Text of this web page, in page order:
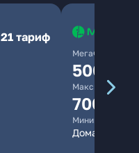
21 тариф
МегаФон
500
Максимальная
700
Минимальная
Домашний